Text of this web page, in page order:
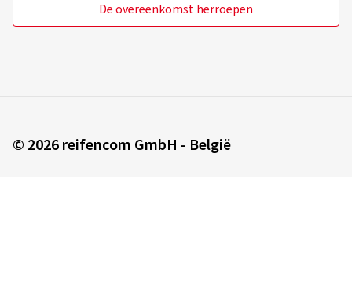
De overeenkomst herroepen
© 2026 reifencom GmbH - België